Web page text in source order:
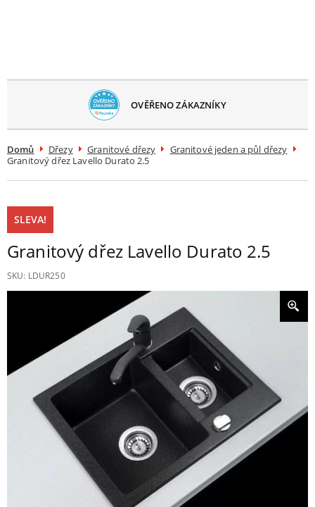
OVĚŘENO ZÁKAZNÍKY
Domů Dřezy Granitové dřezy
Granitové jeden a půl dřezy
Granitový dřez Lavello Durato 2.5
Granitový dřez Lavello Durato 2.5
SLEVA!
SKU: LDUR250